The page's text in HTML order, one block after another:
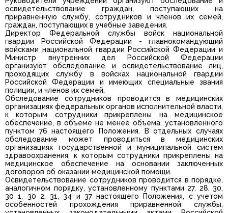
освидетельствование граждан, поступающих на
приравненную службу, сотрудников и членов их семей,
граждан, поступающих в учебные заведения.
Директор Федеральной службы войск национальной
гвардии Российской Федерации - главнокомандующий
войсками национальной гвардии Российской Федерации и
Министр внутренних дел Российской Федерации
организуют обследование и освидетельствование лиц,
проходящих службу в войсках национальной гвардии
Российской Федерации и имеющих специальные звания
полиции, и членов их семей.
Обследование сотрудников проводится в медицинских
организациях федеральных органов исполнительной власти,
к которым сотрудники прикреплены на медицинское
обеспечение, в объеме не менее объема, установленного
пунктом 76 настоящего Положения. В отдельных случаях
обследование может проводиться в медицинских
организациях государственной и муниципальной систем
здравоохранения, к которым сотрудники прикреплены на
медицинское обеспечение на основании заключенных
договоров об оказании медицинской помощи.
Освидетельствование сотрудников проводится в порядке,
аналогичном порядку, установленному пунктами 27, 28, 30,
30 1, 30 2, 31, 34 и 37 настоящего Положения, с учетом
особенностей прохождения приравненной службы,